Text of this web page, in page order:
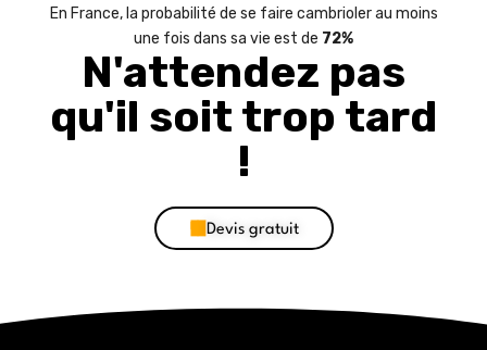
En France, la probabilité de se faire cambrioler au moins
une fois dans sa vie est de 72%
N'attendez pas
qu'il soit trop tard
!
Devis gratuit